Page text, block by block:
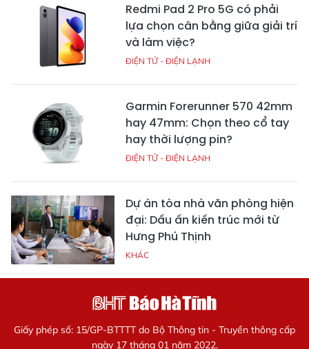
Redmi Pad 2 Pro 5G có phải
lựa chọn cân bằng giữa giải trí
và làm việc?
ĐIỆN TỬ - ĐIỆN LẠNH
Garmin Forerunner 570 42mm
hay 47mm: Chọn theo cổ tay
hay thời lượng pin?
ĐIỆN TỬ - ĐIỆN LẠNH
Dự án tòa nhà văn phòng hiện
đại: Dấu ấn kiến trúc mới từ
Hưng Phú Thịnh
KHÁC
Giấy phép số: 15/GP-BTTTT do Bộ Thông tin - Truyền thông cấp
ngày 17 tháng 01 năm 2022.